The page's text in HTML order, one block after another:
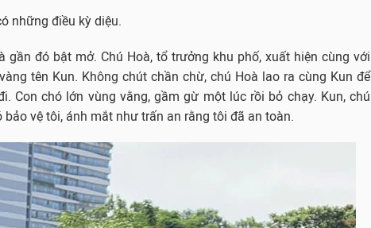
những điều kỳ diệu.
gần đó bật mở. Chú Hoà, tổ trưởng khu phố, xuất hiện cùng với
tên Kun. Không chút chần chừ, chú Hoà lao ra cùng Kun để
Con chó lớn vùng vằng, gầm gừ một lúc rồi bỏ chạy. Kun, chú
vệ tôi, ánh mắt như trấn an rằng tôi đã an toàn.